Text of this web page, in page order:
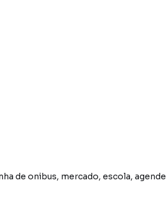
de onibus, mercado, escola, agende